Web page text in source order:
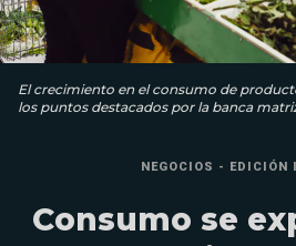
El crecimiento en el consumo de
los puntos destacados por la banca
NEGOCIOS - EDICIÓN
Consumo se